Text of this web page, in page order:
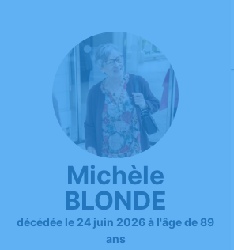
Michèle
BLONDE
décédée le 24 juin 2026 à l'âge de 89
ans